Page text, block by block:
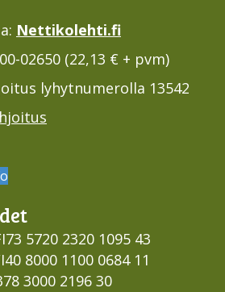
Nettikolehti.fi
02650 (22,13 € + pvm)
lyhytnumerolla 13542
5720 2320 1095 43
8000 1100 0684 11
3000 2196 30